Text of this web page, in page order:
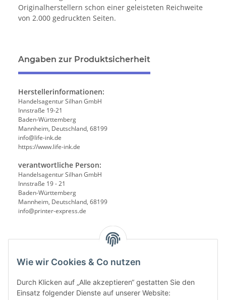
Originalherstellern schon einer geleisteten Reichweite
von 2.000 gedruckten Seiten.
Angaben zur Produktsicherheit
Herstellerinformationen:
Handelsagentur Silhan GmbH
Innstraße 19-21
Baden-Württemberg
Mannheim, Deutschland, 68199
info@life-ink.de
https://www.life-ink.de
verantwortliche Person:
Handelsagentur Silhan GmbH
Innstraße 19 - 21
Baden-Württemberg
Mannheim, Deutschland, 68199
info@printer-express.de
Wie wir Cookies & Co nutzen
Durch Klicken auf „Alle akzeptieren“ gestatten Sie den
Einsatz folgender Dienste auf unserer Website: